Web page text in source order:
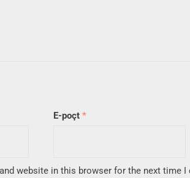
E-poçt *
website in this browser for the next time I